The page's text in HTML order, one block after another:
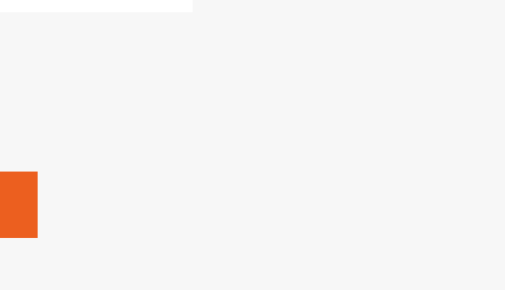
後のサービスを含
」「HRzine」